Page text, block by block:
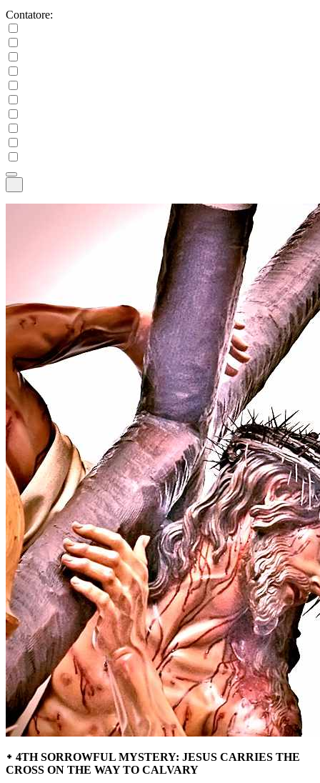
Contatore:
᛭ 4TH SORROWFUL MYSTERY: JESUS CARRIES THE
CROSS ON THE WAY TO CALVARY